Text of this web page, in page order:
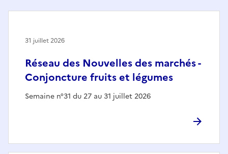
Réseau des Nouvelles des marchés -
Conjoncture fruits et légumes
Semaine n°31 du 27 au 31 juillet 2026
31 juillet 2026